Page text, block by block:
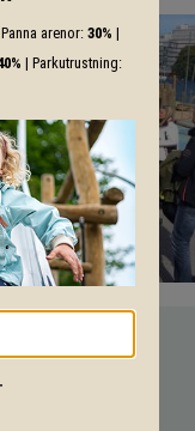
arenor: 30% |
| Parkutrustning: